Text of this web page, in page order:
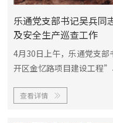
乐通党支部书记吴兵
及安全生产巡查工作
4月30日上午，乐通党支
开区金忆路项目建设工程
（石湍至回澜）幸福美
查看详情 